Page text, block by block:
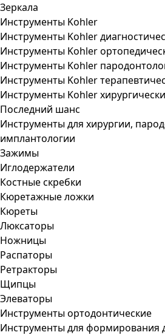
Зеркала
Инструменты Kohler
Инструменты Kohler
Инструменты Kohler
Инструменты Kohler
Инструменты Kohler
Инструменты Kohler
Последний шанс
Инструменты для хирургии,
имплантологии
Зажимы
Иглодержатели
Костные скребки
Кюретажные ложки
Кюреты
Люксаторы
Ножницы
Распаторы
Ретракторы
Щипцы
Элеваторы
Инструменты ортодонтические
Инструменты для формирования